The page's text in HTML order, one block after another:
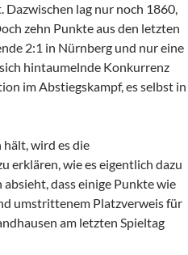
lag nur noch 1860,
zehn Punkte aus den letzten
2:1 in Nürnberg und nur eine
hintaumelnde Konkurrenz
im Abstiegskampf, es selbst in
hält, wird es die
erklären, wie es eigentlich dazu
dass einige Punkte wie
umstrittenem Platzverweis für
am letzten Spieltag